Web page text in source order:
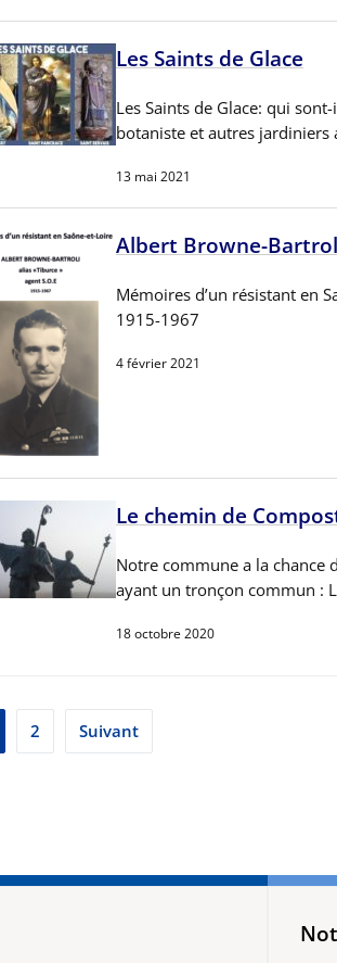
Les Saints de Glace
Les Saints de Glace: qui
botaniste et autres jardiniers
13 mai 2021
Albert Browne-
Mémoires d’un résistant en
1915-1967
4 février 2021
Le chemin de
Notre commune a la chance
ayant un tronçon commun :
18 octobre 2020
2 Suivant